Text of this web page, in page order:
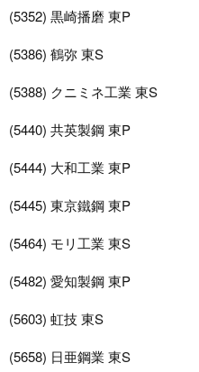
(5352) 黒崎播磨 東P
(5386) 鶴弥 東S
(5388) クニミネ工業 東S
(5440) 共英製鋼 東P
(5444) 大和工業 東P
(5445) 東京鐵鋼 東P
(5464) モリ工業 東S
(5482) 愛知製鋼 東P
(5603) 虹技 東S
(5658) 日亜鋼業 東S